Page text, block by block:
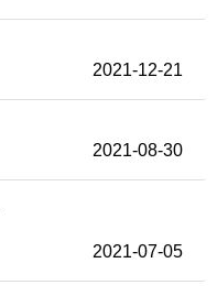
2021-12-21
2021-08-30
2021-07-05